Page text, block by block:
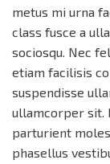
metus mi urna
class fusce a
sociosqu. Nec
etiam facilisis
suspendisse
ullamcorper sit.
parturient
phasellus